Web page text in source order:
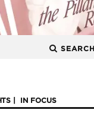
SEARCH
IN FOCUS